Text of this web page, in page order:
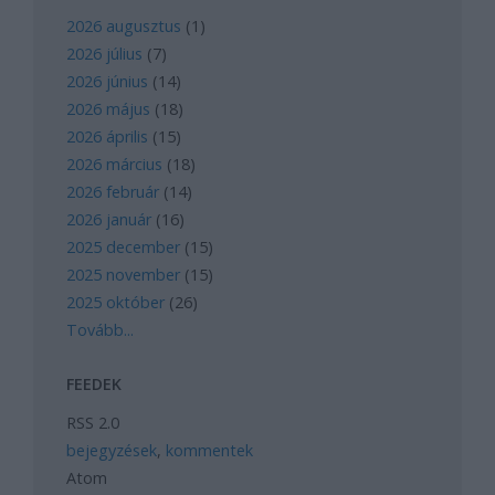
2026 augusztus (1 )
2026 július (7)
2026 június (14)
2026 május (18)
2026 április (15)
2026 március (18)
2026 február (14)
2026 január (16)
2025 december (15)
2025 november (15)
2025 október (26)
Tovább...
FEEDEK
RSS 2.0
bejegyzések, kommentek
Atom